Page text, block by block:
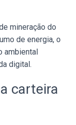
mineração do
de energia, o
ambiental
digital.
carteira